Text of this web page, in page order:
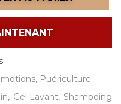
, Puériculture
, Gel Lavant, Shampoing